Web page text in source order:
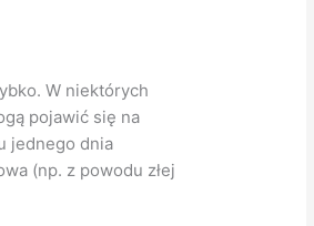
W niektórych
pojawić się na
jednego dnia
(np. z powodu złej